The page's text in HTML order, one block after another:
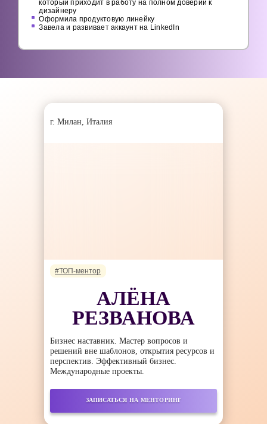
который приходит в работу на полном доверии к
дизайнеру
Оформила продуктовую линейку
Завела и развивает аккаунт на LinkedIn
г. Милан, Италия
#ТОП-ментор
АЛЁНА
РЕЗВАНОВА
Бизнес наставник. Мастер вопросов и
решений вне шаблонов, открытия ресурсов и
перспектив. Эффективный бизнес.
Международные проекты.
ЗАПИСАТЬСЯ НА МЕНТОРИНГ